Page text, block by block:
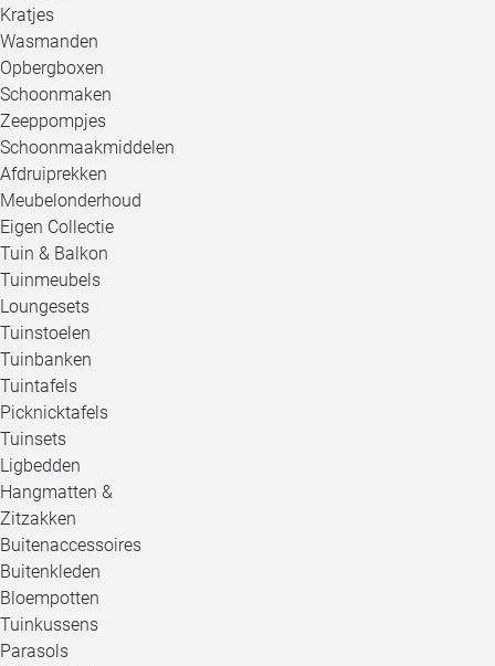
Kratjes
Wasmanden
Opbergboxen
Schoonmaken
Zeeppompjes
Schoonmaakmiddelen
Afdruiprekken
Meubelonderhoud
Eigen Collectie
Tuin & Balkon
Tuinmeubels
Loungesets
Tuinstoelen
Tuinbanken
Tuintafels
Picknicktafels
Tuinsets
Ligbedden
Hangmatten &
Zitzakken
Buitenaccessoires
Buitenkleden
Bloempotten
Tuinkussens
Parasols